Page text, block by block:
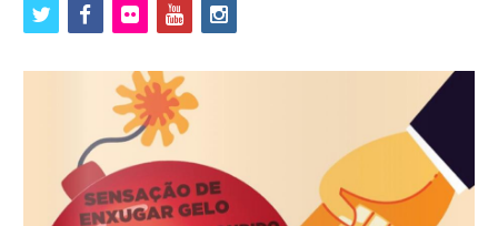
twitter facebookflickr youtubeinstagram